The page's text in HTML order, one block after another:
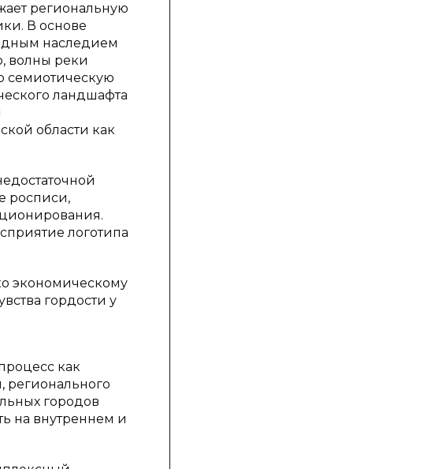
региональную
В основе
наследием
волны реки
семиотическую
ландшафта
области как
росписи,
логотипа
экономическому
гордости у
как
регионального
городов
на внутреннем и